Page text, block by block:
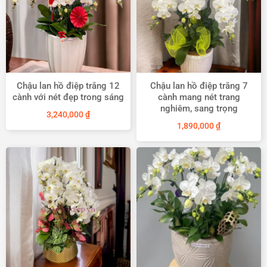
sắc vô cùng độc đáo, hiếm có trên thị trường.
Siêu thị hoa lan cung cấp lan hồ điệp giá rẻ số lượng lớn với
chất lượng tốt nhất tại hà nội
Siêu thị Hoa Lan cung cấp lan hồ điệp giá rẻnhất thị
trường với số lượng lớn. Chất lượng hoa luôn là yếu tố
được đặt lên hàng đầu. Hoa lan hồ điệp ở đây đảm bảo
Chậu lan hồ điệp trắng 12
cành với nét đẹp trong sáng
3,240,000₫
Chậu lan hồ điệp trắng 7
cành mang nét trang
nghiêm, sang trọng
1,890,000₫